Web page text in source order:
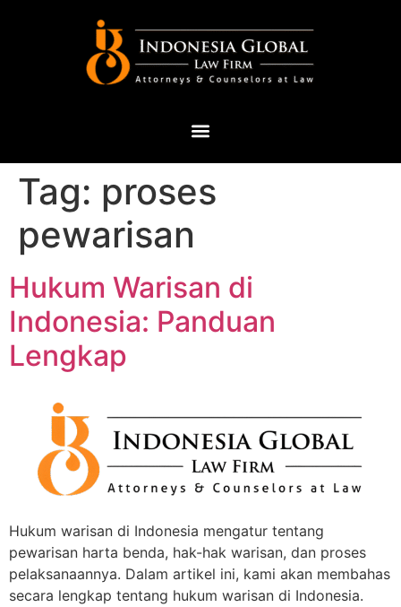
Tag: proses
pewarisan
Hukum Warisan di
Indonesia: Panduan
Lengkap
Hukum warisan di Indonesia mengatur tentang
pewarisan harta benda, hak-hak warisan, dan proses
pelaksanaannya. Dalam artikel ini, kami akan membahas
secara lengkap tentang hukum warisan di Indonesia.